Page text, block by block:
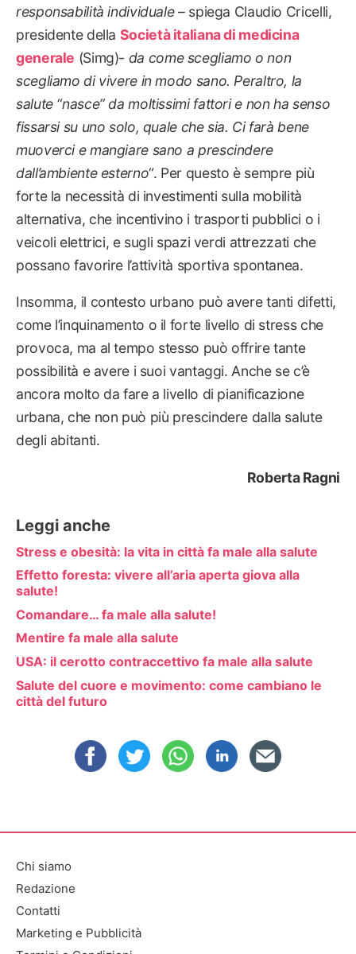
responsabilità individuale– spiega Claudio Cricelli,
presidente della Società italiana di medicina
generale (Simg)- da come scegliamo o non
scegliamo di vivere in modo sano. Peraltro, la
salute “nasce” da moltissimi fattori e non ha senso
fissarsi su uno solo, quale che sia. Ci farà bene
muoverci e mangiare sano a prescindere
dall’ambiente esterno“. Per questo è sempre più
forte la necessità di investimenti sulla mobilità
alternativa, che incentivino i trasporti pubblici o i
veicoli elettrici, e sugli spazi verdi attrezzati che
possano favorire l’attività sportiva spontanea.
Insomma, il contesto urbano può avere tanti difetti,
come l’inquinamento o il forte livello di stress che
provoca, ma al tempo stesso può offrire tante
possibilità e avere i suoi vantaggi. Anche se c’è
ancora molto da fare a livello di pianificazione
urbana, che non può più prescindere dalla salute
degli abitanti.
Roberta Ragni
Leggi anche
Stress e obesità: la vita in città fa male alla salute
Effetto foresta: vivere all’aria aperta giova alla
salute!
Comandare… fa male alla salute!
Mentire fa male alla salute
USA: il cerotto contraccettivo fa male alla salute
Salute del cuore e movimento: come cambiano le
città del futuro
Chi siamo
Redazione
Contatti
Marketing e Pubblicità